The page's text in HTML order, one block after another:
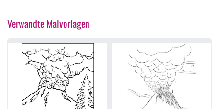
Verwandte Malvorlagen